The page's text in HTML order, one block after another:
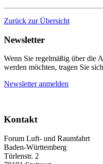
Zurück zur Übersicht
Newsletter
Wenn Sie regelmäßig über
werden möchten, tragen Sie
Newsletter anmelden
Kontakt
Forum Luft- und Raumfahrt
Baden-Württemberg
Türlenstr. 2